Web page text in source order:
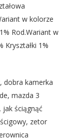
w kolorze
Rod.Wariant w
Kryształki 1%
dobra kamerka
mazda 3
ściągnąć
zetor